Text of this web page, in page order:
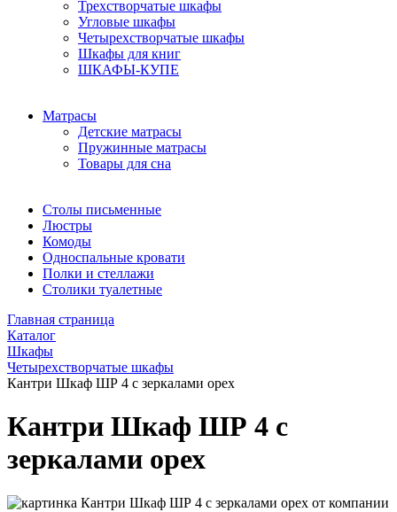
Трехстворчатые шкафы
Угловые шкафы
Четырехстворчатые шкафы
Шкафы для книг
ШКАФЫ-КУПЕ
Матрасы
Детские матрасы
Пружинные матрасы
Товары для сна
Столы письменные
Люстры
Комоды
Односпальные кровати
Полки и стеллажи
Столики туалетные
Главная страница
Каталог
Шкафы
Четырехстворчатые шкафы
Кантри Шкаф ШР 4 с зеркалами орех
Кантри Шкаф ШР 4 с
зеркалами орех